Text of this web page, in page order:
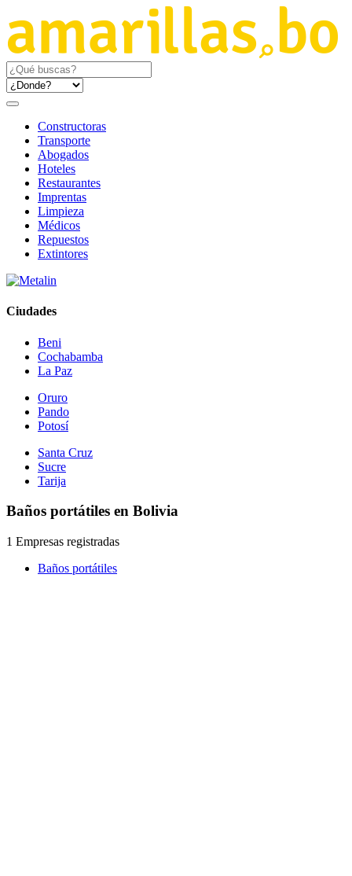
Constructoras
Transporte
Abogados
Hoteles
Restaurantes
Imprentas
Limpieza
Médicos
Repuestos
Extintores
Ciudades
Beni
Cochabamba
La Paz
Oruro
Pando
Potosí
Santa Cruz
Sucre
Tarija
Baños portátiles en Bolivia
1 Empresas registradas
Baños portátiles